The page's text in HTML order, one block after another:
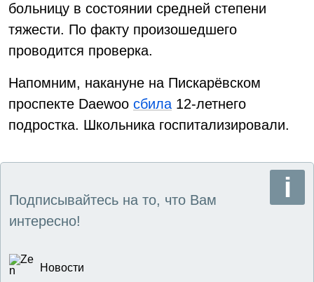
больницу в состоянии средней степени
тяжести. По факту произошедшего
проводится проверка.
Напомним, накануне на Пискарёвском
проспекте Daewoo сбила 12-летнего
подростка. Школьника госпитализировали.
Подписывайтесь на то, что Вам
интересно!
Новости